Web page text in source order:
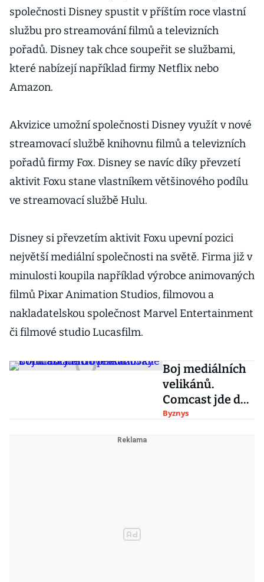
společnosti Disney spustit v příštím roce vlastní
službu pro streamování filmů a televizních
pořadů. Disney tak chce soupeřit se službami,
které nabízejí například firmy Netflix nebo
Amazon.
Akvizice umožní společnosti Disney využít v nové
streamovací službě knihovnu filmů a televizních
pořadů firmy Fox. Disney se navíc díky převzetí
aktivit Foxu stane vlastníkem většinového podílu
ve streamovací službě Hulu.
Disney si převzetím aktivit Foxu upevní pozici
největší mediální společnosti na světě. Firma již v
minulosti koupila například výrobce animovaných
filmů Pixar Animation Studios, filmovou a
nakladatelskou společnost Marvel Entertainment
či filmové studio Lucasfilm.
Boj mediálních
velikánů.
Comcast jde do
přetahované s
Byznys